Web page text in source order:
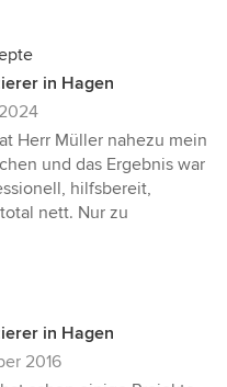
in Hagen
Herr Müller nahezu mein
und das Ergebnis war
hilfsbereit,
nett. Nur zu
in Hagen
2016